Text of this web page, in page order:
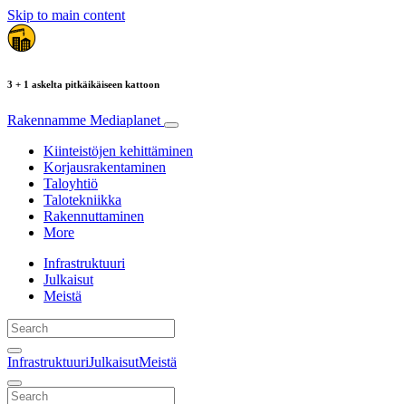
Skip to main content
3 + 1 askelta pitkäikäiseen kattoon
Rakennamme Mediaplanet
Kiinteistöjen kehittäminen
Korjausrakentaminen
Taloyhtiö
Talotekniikka
Rakennuttaminen
More
Infrastruktuuri
Julkaisut
Meistä
InfrastruktuuriJulkaisutMeistä